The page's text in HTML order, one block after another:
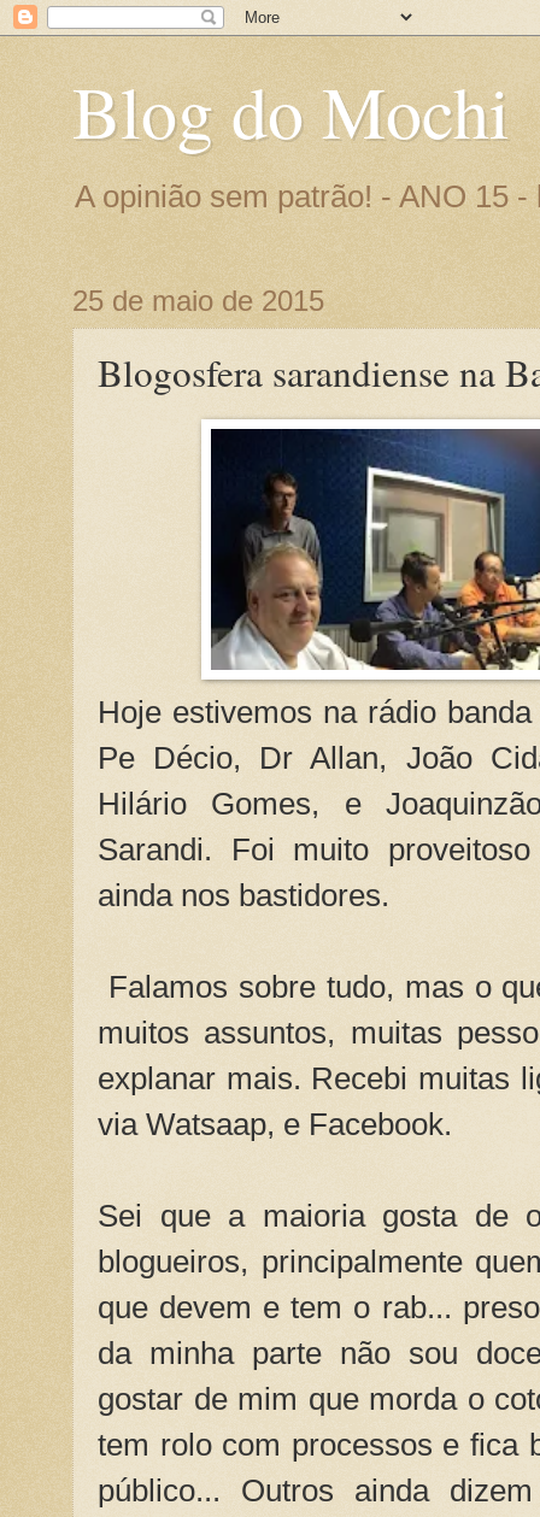
Blog do Mochi
A opinião sem patrão! - ANO 15
25 de maio de 2015
Blogosfera sarandiense na
Hoje estivemos na rádio
Pe Décio, Dr Allan, João
Hilário Gomes, e
Sarandi. Foi muito
ainda nos bastidores.
Falamos sobre tudo, mas o
muitos assuntos, muitas
explanar mais. Recebi muitas
via Watsaap, e Facebook.
Sei que a maioria gosta de
blogueiros, principalmente
que devem e tem o rab...
da minha parte não sou
gostar de mim que morda o
tem rolo com processos e fica
público... Outros ainda